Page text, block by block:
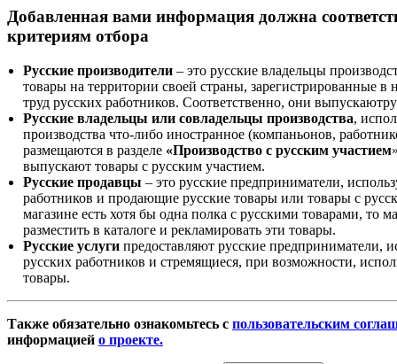
Добавленная вами информация должна
критериям отбора
Русские производители – это русские владельцы
товары на территории своей страны, зарегистрированные
труд русских работников. Соответственно, они
Русские владельцы или совладельцы производства,
производства что-либо иностранное (компаньонов,
размещаются в разделе «Производство с русским участием
выпускают товары с русским участием.
Русские продавцы – это русские предприниматели,
работников и продающие русские товары или товары с
магазине есть хотя бы одна полка с русскими товарами, то
разместить в каталоге и рекламировать эти товары.
Русские услуги предоставляют русские предприниматели,
русских работников и стремящиеся, при возможности,
товары.
Также обязательно ознакомьтесь с пользовательским
информацией о проекте.